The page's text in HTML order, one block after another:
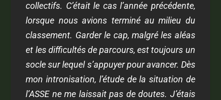
collectifs. C’était le cas l’année précédente,
lorsque nous avions terminé au milieu du
classement. Garder le cap, malgré les aléas
et les difficultés de parcours, est toujours un
socle sur lequel s’appuyer pour avancer. Dès
mon intronisation, l’étude de la situation de
l’ASSE ne me laissait pas de doutes. J’étais